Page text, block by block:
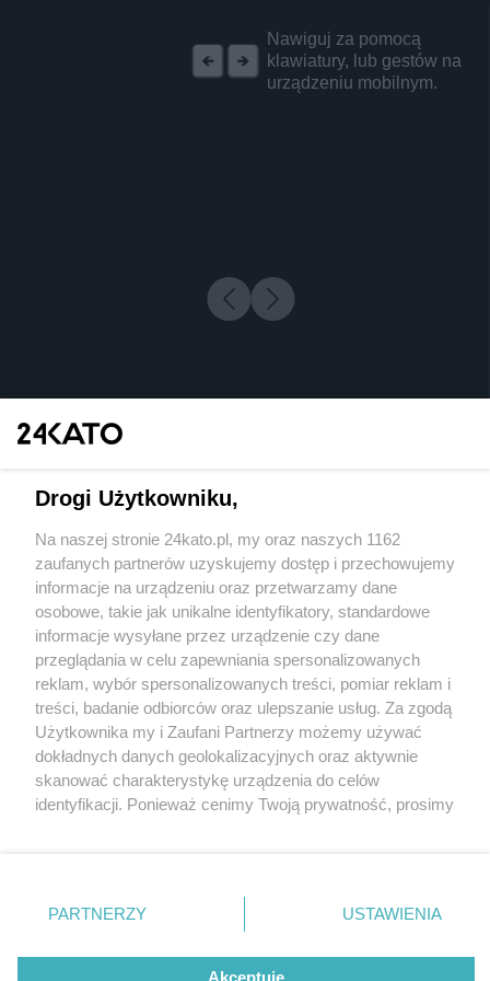
Nawiguj za pomocą
klawiatury, lub gestów na
urządzeniu mobilnym.
4 / 0
Wydawca mediów lokalnych
Nie zapomnij
zapoznać się z:
polityką prywatności regulamin korzystania z portali
Twojemiasto
Piekary Śląskie
Chorzów
Tarnowskie Góry
Gliwice
Skontakuj sięz nami
Kontakt
Wydawca
Redakcja
Drogi Użytkowniku,
Na naszej stronie 24kato.pl, my oraz naszych 1162
zaufanych partnerów uzyskujemy dostęp i przechowujemy
informacje na urządzeniu oraz przetwarzamy dane
osobowe, takie jak unikalne identyfikatory, standardowe
informacje wysyłane przez urządzenie czy dane
przeglądania w celu zapewniania spersonalizowanych
reklam, wybór spersonalizowanych treści, pomiar reklam i
treści, badanie odbiorców oraz ulepszanie usług. Za zgodą
Użytkownika my i Zaufani Partnerzy możemy używać
dokładnych danych geolokalizacyjnych oraz aktywnie
skanować charakterystykę urządzenia do celów
identyfikacji. Ponieważ cenimy Twoją prywatność, prosimy
prywatności znajdujący się w lewym dolnym rogu strony
. Niektóre rodzaje przetwarzania danych nie wymagają
zgody użytkownika, ale masz prawo sprzeciwić się
takiemu przetwarzaniu. Preferencje będą miały
PARTNERZY USTAWIENIA
Akceptuję